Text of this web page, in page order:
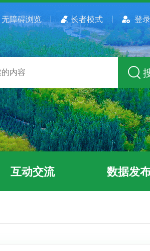
无障碍浏览 长者模式 登
互动交流 数据发